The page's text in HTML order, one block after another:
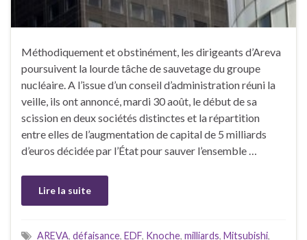
Méthodiquement et obstinément, les dirigeants d’Areva
poursuivent la lourde tâche de sauvetage du groupe
nucléaire. A l’issue d’un conseil d’administration réuni la
veille, ils ont annoncé, mardi 30 août, le début de sa
scission en deux sociétés distinctes et la répartition
entre elles de l’augmentation de capital de 5 milliards
d’euros décidée par l’État pour sauver l’ensemble …
Lire la suite
AREVA, défaisance, EDF, Knoche, milliards, Mitsubishi,